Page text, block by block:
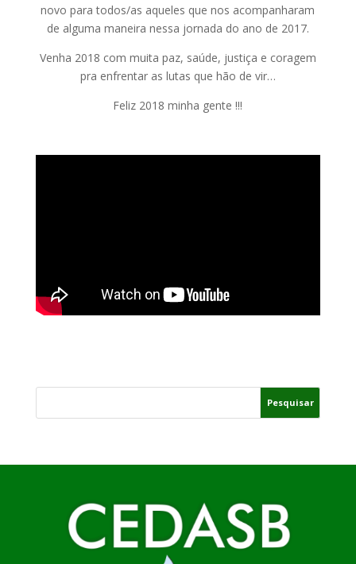
novo para todos/as aqueles que nos acompanharam
de alguma maneira nessa jornada do ano de 2017.
Venha 2018 com muita paz, saúde, justiça e coragem
pra enfrentar as lutas que hão de vir…
Feliz 2018 minha gente !!!